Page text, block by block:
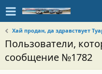
Хай продан, да здравствует
Пользователи,
сообщение №1782